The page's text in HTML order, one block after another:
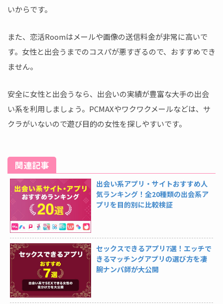
いからです。
また、恋活Roomはメールや画像の送信料金が非常に高いで
す。女性と出会うまでのコスパが悪すぎるので、おすすめでき
ません。
安全に女性と出会うなら、出会いの実績が豊富な大手の出会
い系を利用しましょう。PCMAXやワクワクメールなどは、サ
クラがいないので遊び目的の女性を探しやすいです。
関連記事
出会い系アプリ・サイトおすすめ人
気ランキング！全20種類の出会系ア
プリを目的別に比較検証
セックスできるアプリ7選！エッチで
きるマッチングアプリの選び方を凄
腕ナンパ師が大公開